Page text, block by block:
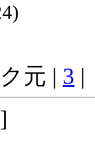
元 | 3 |